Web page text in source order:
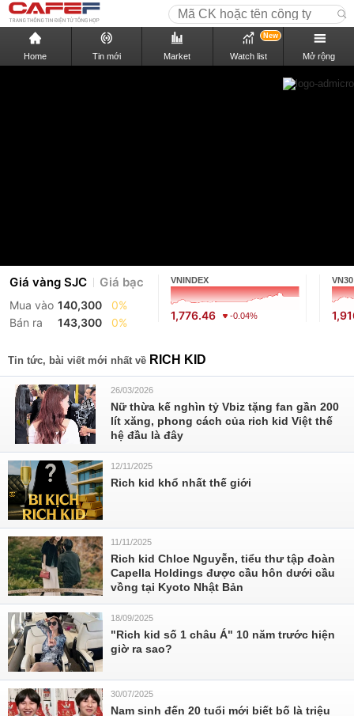
Home Tin mới Market Watch list
New
Mở rộng
Giá vàng SJC Giá bạc
Mua vào 140,300
0%
Bán ra
143,300 0%
VNINDEX
1,776.46 -0.04%
VN30
Tin tức, bài viết mới nhất về RICH KID
26/03/2026
Nữ thừa kế nghìn tỷ Vbiz tặng fan gần 200
lít xăng, phong cách của rich kid Việt thế
hệ đầu là đây
12/11/2025
Rich kid khổ nhất thế giới
11/11/2025
Rich kid Chloe Nguyễn, tiểu thư tập đoàn
Capella Holdings được cầu hôn dưới cầu
vồng tại Kyoto Nhật Bản
18/09/2025
"Rich kid số 1 châu Á" 10 năm trước hiện
giờ ra sao?
30/07/2025
Nam sinh đến 20 tuổi mới biết bố là triệu